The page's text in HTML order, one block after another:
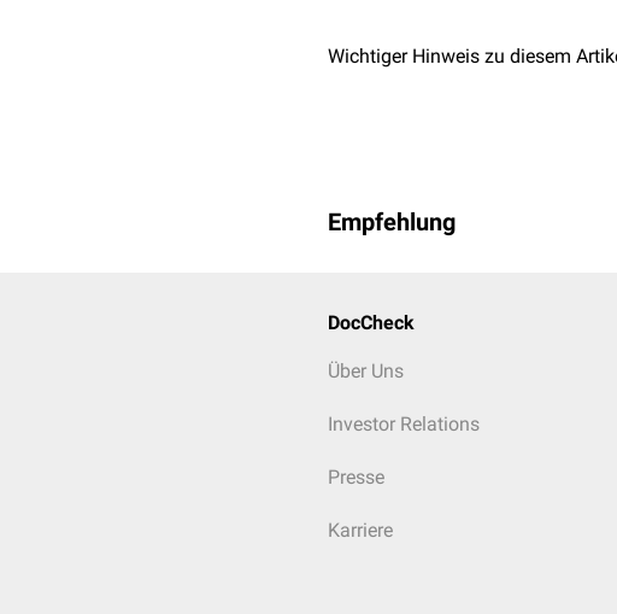
Wichtiger Hinweis zu diesem
Empfehlung
DocCheck
Über Uns
Investor Relations
Presse
Karriere